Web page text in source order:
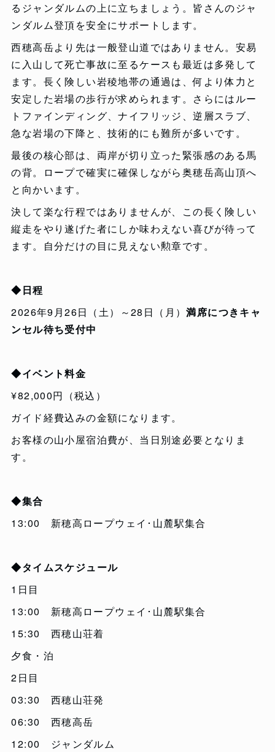
るジャンダルムの上に立ちましょう。皆さんのジャ
ンダルム登頂を安全にサポートします。
西穂高岳より先は一般登山道ではありません。安易
に入山して死亡事故に至るケースも最近は多発して
ます。長く険しい岩稜地帯の通過は、何より体力と
安定した岩場の歩行が求められます。さらにはルー
トファインディング、ナイフリッジ、逆層スラブ、
急な岩場の下降と、技術的にも難所が多いです。
最後の核心部は、両岸が切り立った緊張感のある馬
の背。ロープで確実に確保しながら奥穂岳高山頂へ
と向かいます。
決して楽な行程ではありませんが、この長く険しい
縦走をやり遂げた者にしか味わえない喜びが待って
ます。自分だけの目に見えない勲章です。
◆日程
2026年9月26日（土）～28日（月）満席につきキャ
ンセル待ち受付中
◆イベント料金
¥82,000円（税込）
ガイド経費込みの金額になります。
お客様の山小屋宿泊費が、当日別途必要となりま
す。
◆集合
13:00 新穂高ロープウェイ･山麓駅集合
◆タイムスケジュール
1日目
13:00 新穂高ロープウェイ･山麓駅集合
15:30 西穂山荘着
夕食・泊
2日目
03:30 西穂山荘発
06:30 西穂高岳
12:00 ジャンダルム